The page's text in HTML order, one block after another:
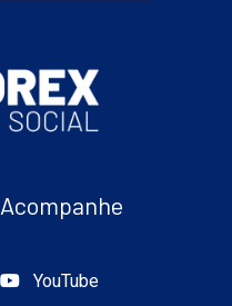
Acompanhe
YouTube